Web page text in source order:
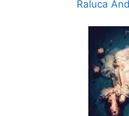
Raluca